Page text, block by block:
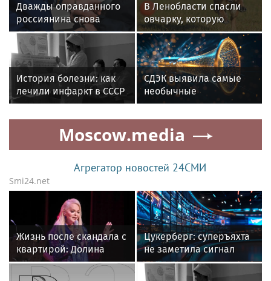
Дважды оправданного
россиянина снова
отдали под суд
за расправу над
соседом
В Ленобласти спасли
овчарку, которую
хозяева запирали
на балконе
История болезни: как
лечили инфаркт в СССР
и как это делают
сейчас
СДЭК выявила самые
необычные
отправления июля 2026
года
Moscow.media
Агрегатор новостей 24СМИ
Smi24.net
Жизнь после скандала с
квартирой: Долина
получила «запасной
парашют»
Цукерберг: суперъяхта
не заметила сигнал
бедствия у берегов
Аляски